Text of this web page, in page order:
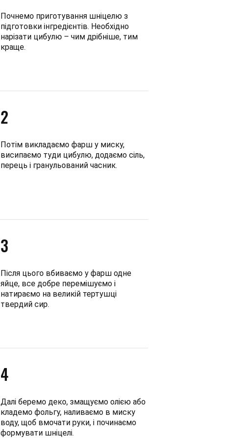
Почнемо приготування шніцелю з
підготовки інгредієнтів. Необхідно
нарізати цибулю – чим дрібніше, тим
краще.
2
Потім викладаємо фарш у миску,
висипаємо туди цибулю, додаємо сіль,
перець і гранульований часник.
3
Після цього вбиваємо у фарш одне
яйце, все добре перемішуємо і
натираємо на великій тертушці
твердий сир.
4
Далі беремо деко, змащуємо олією або
кладемо фольгу, наливаємо в миску
воду, щоб вмочати руки, і починаємо
формувати шніцелі.